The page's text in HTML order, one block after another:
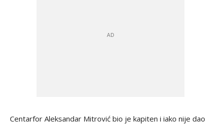
Centarfor Aleksandar Mitrović bio je kapiten i iako nije dao